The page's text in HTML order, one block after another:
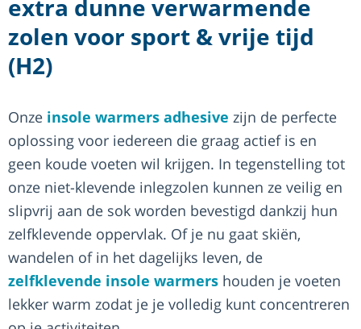
extra dunne verwarmende
zolen voor sport & vrije tijd
(H2)
Onze insole warmers adhesive zijn de perfecte
oplossing voor iedereen die graag actief is en
geen koude voeten wil krijgen. In tegenstelling tot
onze niet-klevende inlegzolen kunnen ze veilig en
slipvrij aan de sok worden bevestigd dankzij hun
zelfklevende oppervlak. Of je nu gaat skiën,
wandelen of in het dagelijks leven, de
zelfklevende insole warmers houden je voeten
lekker warm zodat je je volledig kunt concentreren